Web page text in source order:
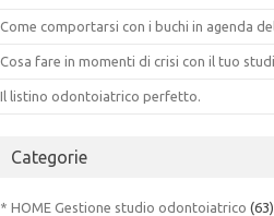
Come comportarsi con i buchi in agenda
Cosa fare in momenti di crisi con il tuo
Il listino odontoiatrico perfetto.
Categorie
* HOME Gestione studio odontoiatrico (63)